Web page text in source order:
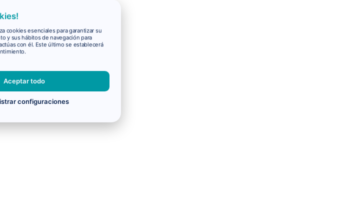
cookies esenciales para garantizar su
y sus hábitos de navegación para
con él. Este último se establecerá
Aceptar todo
configuraciones